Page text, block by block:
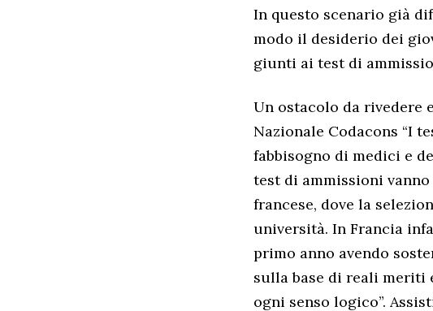
In questo scenario già
modo il desiderio dei
giunti ai test di
Un ostacolo da rivedere
Nazionale Codacons “I
fabbisogno di medici e
test di ammissioni
francese, dove la
università. In Francia
primo anno avendo
sulla base di reali meriti
ogni senso logico”.